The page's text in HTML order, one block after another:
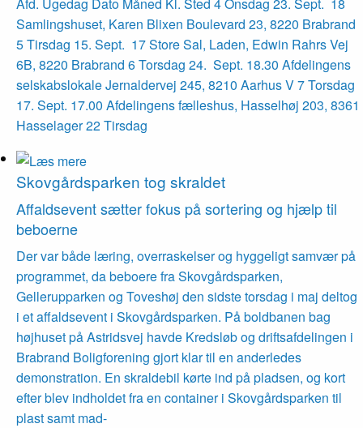
Afd. Ugedag Dato Måned Kl. Sted 4 Onsdag 23. Sept. 18
Samlingshuset, Karen Blixen Boulevard 23, 8220 Brabrand
5 Tirsdag 15. Sept. 17 Store Sal, Laden, Edwin Rahrs Vej
6B, 8220 Brabrand 6 Torsdag 24. Sept. 18.30 Afdelingens
selskabslokale Jernaldervej 245, 8210 Aarhus V 7 Torsdag
17. Sept. 17.00 Afdelingens fælleshus, Hasselhøj 203, 8361
Hasselager 22 Tirsdag
Skovgårds­parken tog skraldet
Affaldsevent sætter fokus på sortering og hjælp til
beboerne
Der var både læring, overraskelser og hyggeligt samvær på
programmet, da beboere fra Skovgårdsparken,
Gellerupparken og Toveshøj den sidste torsdag i maj deltog
i et affaldsevent i Skovgårdsparken. På boldbanen bag
højhuset på Astridsvej havde Kredsløb og driftsafdelingen i
Brabrand Boligforening gjort klar til en anderledes
demonstration. En skraldebil kørte ind på pladsen, og kort
efter blev indholdet fra en container i Skovgårdsparken til
plast samt mad-